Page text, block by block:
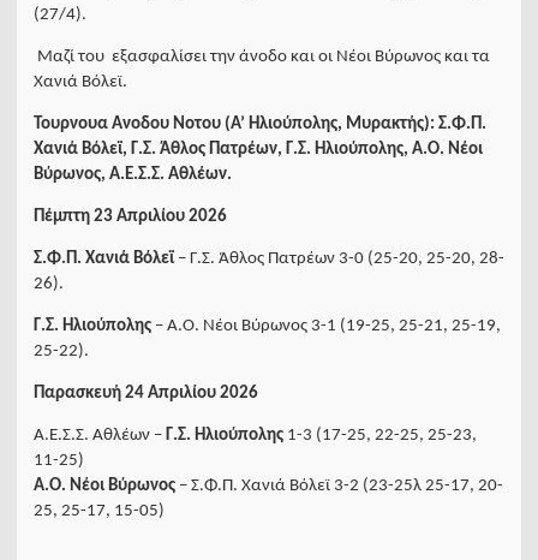
(27/4).
Μαζί του εξασφαλίσει την άνοδο και οι Νέοι Βύρωνος και τα
Χανιά Βόλεϊ.
Τουρνουα Ανοδου Νοτου (Α’ Ηλιούπολης, Μυρακτής): Σ.Φ.Π.
Χανιά Βόλεϊ, Γ.Σ. Άθλος Πατρέων, Γ.Σ. Ηλιούπολης, Α.Ο. Νέοι
Βύρωνος, Α.Ε.Σ.Σ. Αθλέων.
Πέμπτη 23 Απριλίου 2026
Σ.Φ.Π. Χανιά Βόλεϊ – Γ.Σ. Άθλος Πατρέων 3-0 (25-20, 25-20, 28-
26).
Γ.Σ. Ηλιούπολης – Α.Ο. Νέοι Βύρωνος 3-1 (19-25, 25-21, 25-19,
25-22).
Παρασκευή 24 Απριλίου 2026
Α.Ε.Σ.Σ. Αθλέων – Γ.Σ. Ηλιούπολης 1-3 (17-25, 22-25, 25-23,
11-25)
Α.Ο. Νέοι Βύρωνος – Σ.Φ.Π. Χανιά Βόλεϊ 3-2 (23-25λ 25-17, 20-
25, 25-17, 15-05)